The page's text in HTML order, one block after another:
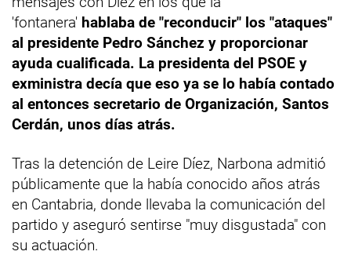
'fontanera' hablaba de "reconducir" los "ataques"
al presidente Pedro Sánchez y proporcionar
ayuda cualificada. La presidenta del PSOE y
exministra decía que eso ya se lo había contado
al entonces secretario de Organización, Santos
Cerdán, unos días atrás.
Tras la detención de Leire Díez, Narbona admitió
públicamente que la había conocido años atrás
en Cantabria, donde llevaba la comunicación del
partido y aseguró sentirse "muy disgustada" con
su actuación.